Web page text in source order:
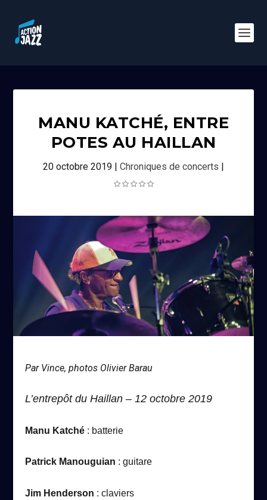
MANU KATCHÉ, ENTRE
POTES AU HAILLAN
20 octobre 2019 | Chroniques de concerts |
Par Vince, photos Olivier Barau
L’entrepôt du Haillan – 12 octobre 2019
Manu Katché : batterie
Patrick Manouguian : guitare
Jim Henderson : claviers